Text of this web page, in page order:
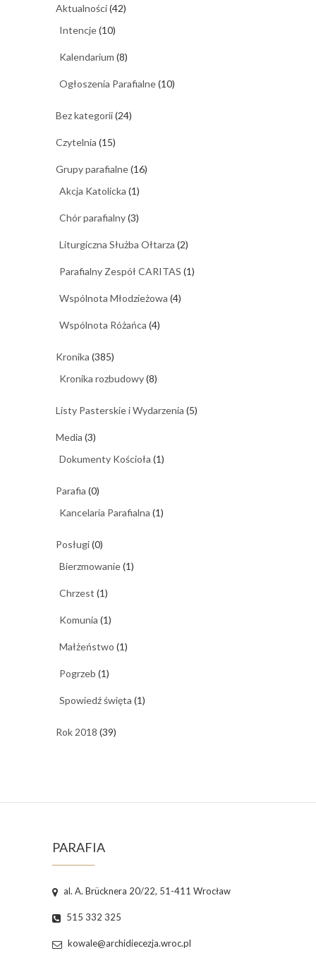
Aktualności(42)
Intencje(10)
Kalendarium (8)
Ogłoszenia Parafialne(10)
Bez kategorii(24)
Czytelnia (15)
Grupy parafialne(16)
Akcja Katolicka (1)
Chór parafialny(3)
Liturgiczna Służba Ołtarza (2)
Parafialny Zespół CARITAS (1)
Wspólnota Młodzieżowa (4)
Wspólnota Różańca (4)
Kronika (385)
Kronika rozbudowy(8)
Listy Pasterskie i Wydarzenia (5)
Media (3)
Dokumenty Kościoła (1)
Parafia (0)
Kancelaria Parafialna (1)
Posługi(0)
Bierzmowanie(1)
Chrzest (1)
Komunia (1)
Małżeństwo (1)
Pogrzeb (1)
Spowiedź święta (1)
Rok 2018 (39)
PARAFIA
al. A. Brücknera 20/22, 51-411 Wrocław
515 332 325
kowale@archidiecezja.wroc.pl